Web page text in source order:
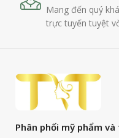
Mang đến quý
trực tuyến tuyệt
Phân phối mỹ phẩm và